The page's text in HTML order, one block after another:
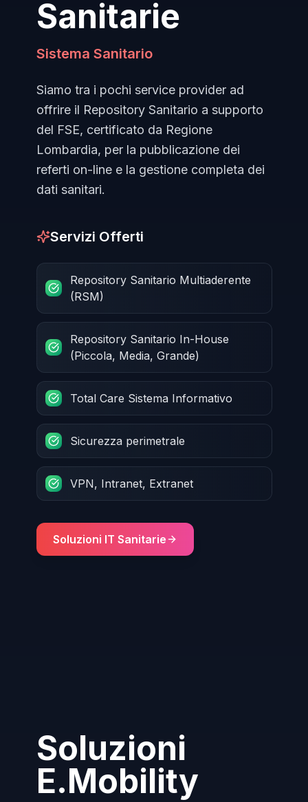
Sanitarie
Sistema Sanitario
Siamo tra i pochi service provider ad
offrire il Repository Sanitario a supporto
del FSE, certificato da Regione
Lombardia, per la pubblicazione dei
referti on-line e la gestione completa dei
dati sanitari.
Servizi Offerti
Repository Sanitario Multiaderente
(RSM)
Repository Sanitario In-House
(Piccola, Media, Grande)
Total Care Sistema Informativo
Sicurezza perimetrale
VPN, Intranet, Extranet
Soluzioni IT Sanitarie
Soluzioni
E.Mobility